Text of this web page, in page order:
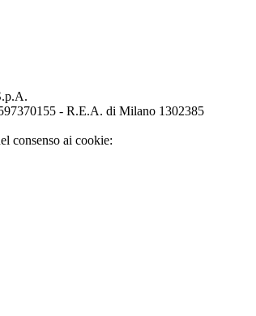
- R.E.A. di Milano 1302385
consenso ai cookie: